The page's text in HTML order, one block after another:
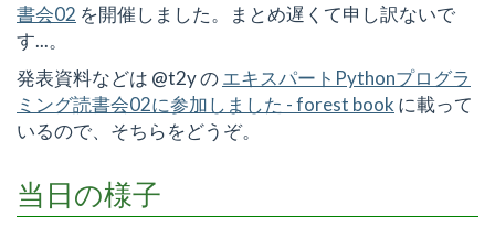
書会02 を開催しました。まとめ遅くて申し訳ないで
す...。
発表資料などは @t2y のエキスパートPythonプログラ
ミング読書会02に参加しました - forest book に載って
いるので、そちらをどうぞ。
当日の様子